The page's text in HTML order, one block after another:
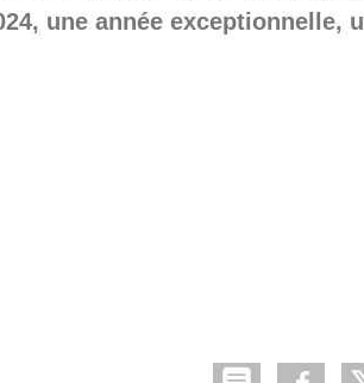
une année exceptionnelle,